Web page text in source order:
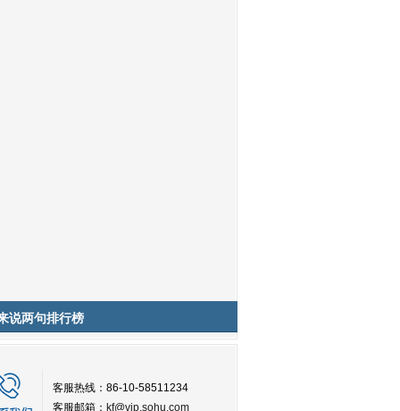
说两句排行榜
客服热线：86-10-58511234
客服邮箱： kf@vip.sohu.com